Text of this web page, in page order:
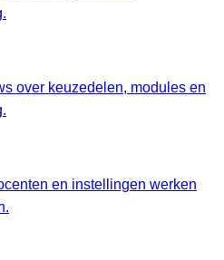
over keuzedelen, modules en
en instellingen werken